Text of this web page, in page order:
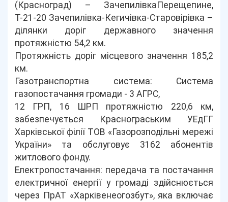
(Красноград) – ЗачепилівкаПерещепине,
Т-21-20 Зачепилівка-Кегичівка-Старовірівка –
ділянки доріг державного значення
протяжністю 54,2 км.
Протяжність доріг місцевого значення 185,2
км.
Газотранспортна система: Система
газопостачання громади - 3 АГРС,
12 ГРП, 16 ШРП протяжністю 220,6 км,
забезпечується Краснограським УЕдГГ
Харківської філії ТОВ «Газорозподільні мережі
України» та обслуговує 3162 абонентів
житлового фонду.
Електропостачання: передача та постачання
електричної енергії у громаді здійснюється
через ПрАТ «Харківенеогозбут», яка включає